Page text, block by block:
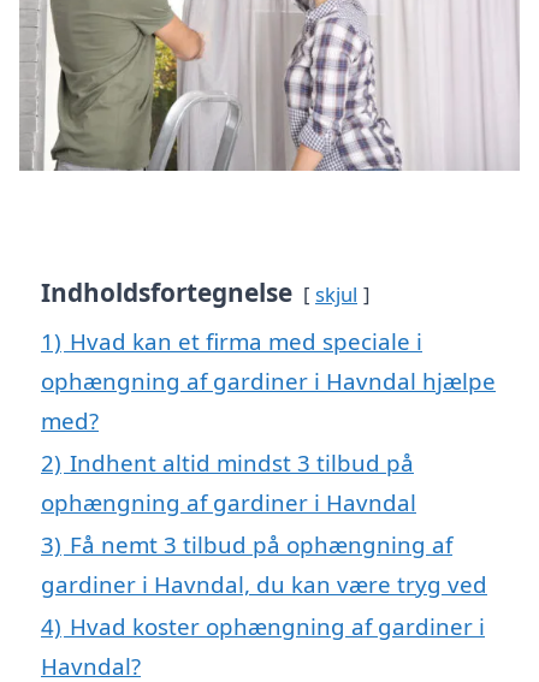
Indholdsfortegnelse skjul
1) Hvad kan et firma med speciale i
ophængning af gardiner i Havndal hjælpe
med?
2) Indhent altid mindst 3 tilbud på
ophængning af gardiner i Havndal
3) Få nemt 3 tilbud på ophængning af
gardiner i Havndal, du kan være tryg ved
4) Hvad koster ophængning af gardiner i
Havndal?